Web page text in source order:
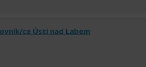
ce Ústí nad Labem